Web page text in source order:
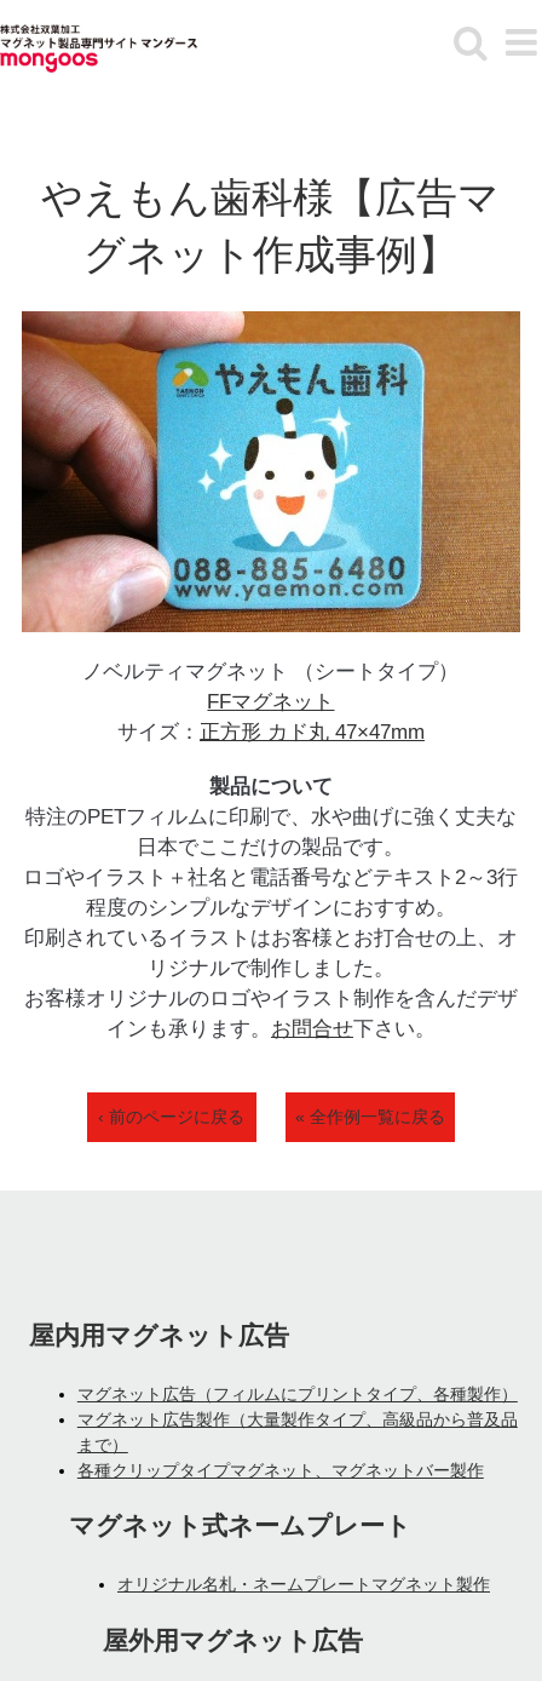
to
content
やえもん歯科様【広告マ
グネット作成事例】
ノベルティマグネット （シートタイプ）
FFマグネット
サイズ： 正方形 カド丸 47×47mm
製品について
特注のPETフィルムに印刷で、水や曲げに強く丈夫な
日本でここだけの製品です。
ロゴやイラスト＋社名と電話番号などテキスト2～3行
程度のシンプルなデザインにおすすめ。
印刷されているイラストはお客様とお打合せの上、オ
リジナルで制作しました。
お客様オリジナルのロゴやイラスト制作を含んだデザ
インも承ります。 お問合せ下さい。
‹ 前のページに戻る « 全作例一覧に戻る
屋内用マグネット広告
マグネット広告（フィルムにプリントタイプ、各種製作）
マグネット広告製作（大量製作タイプ、高級品から普及品
まで）
各種クリップタイプマグネット、マグネットバー製作
マグネット式ネームプレート
オリジナル名札・ネームプレートマグネット製作
屋外用マグネット広告